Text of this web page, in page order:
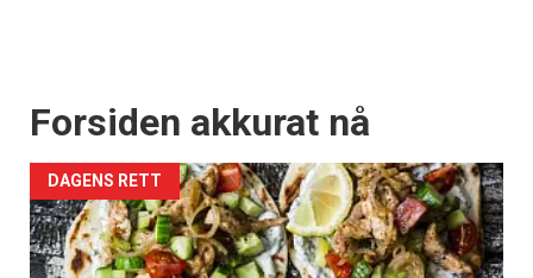
Forsiden akkurat nå
DAGENS RETT